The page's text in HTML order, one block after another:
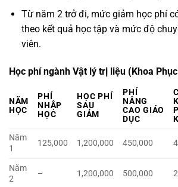
Từ năm 2 trở đi, mức giảm học phí
theo kết quả học tập và mức độ
viên.
Học phí ngành Vật lý trị liệu (Khoa
NĂM
HỌC
PHÍ
NHẬP
HỌC
HỌC PHÍ
SAU
GIẢM
PHÍ
NÂNG
CAO GIÁO
DỤC
Năm
1
125,000 1,200,000 450,000
Năm
2
– 1,200,000 500,000